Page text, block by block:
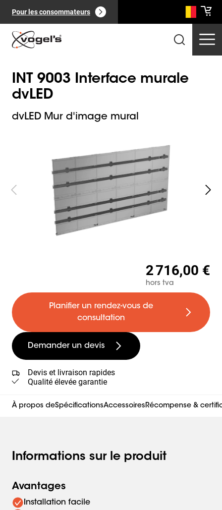
Pour les consommateurs
( ):
INT 9003 Interface murale
dvLED
dvLED Mur d'image mural
2 716,00 €
hors tva
Planifier un rendez-vous de
consultation
Demander un devis
Devis et livraison rapides
Qualité élevée garantie
À propos deSpécificationsAccessoiresRécompense &
Informations sur le produit
Avantages
Installation facile